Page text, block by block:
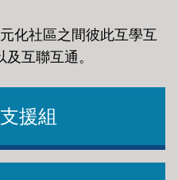
化社區之間彼此互學互
及互聯互通。
援組